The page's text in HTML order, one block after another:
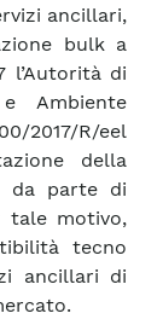
ancillari,
bulk a
l’Autorità di
Ambiente
2017/R/eel
della
da parte di
tale motivo,
tecno
ancillari di